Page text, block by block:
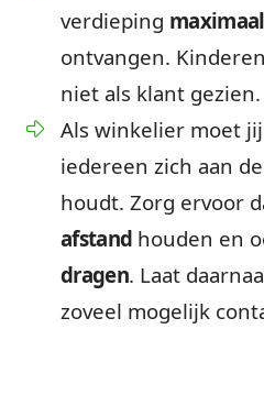
verdieping
ontvangen.
niet als klant gezien.
Als winkelier moet
iedereen zich aan
houdt. Zorg ervoor
afstand houden en
dragen. Laat
zoveel mogelijk